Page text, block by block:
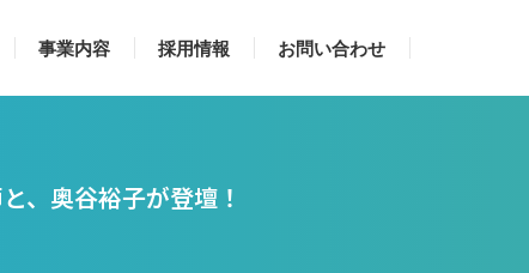
事業内容 採用情報 お問い合わせ
、奥谷裕子が登壇！